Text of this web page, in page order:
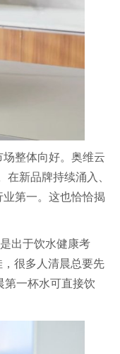
整体向好。奥维云
在新品牌持续涌入、
第一。这也恰恰揭
出于饮水健康考
很多人清晨总要先
第一杯水可直接饮